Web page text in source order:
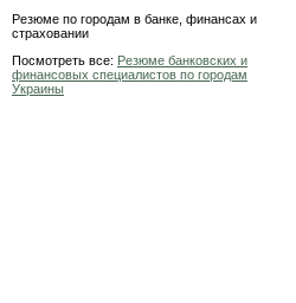
Резюме по городам в банке, финансах и
страховании
Посмотреть все: Резюме банковских и
финансовых специалистов по городам
Украины